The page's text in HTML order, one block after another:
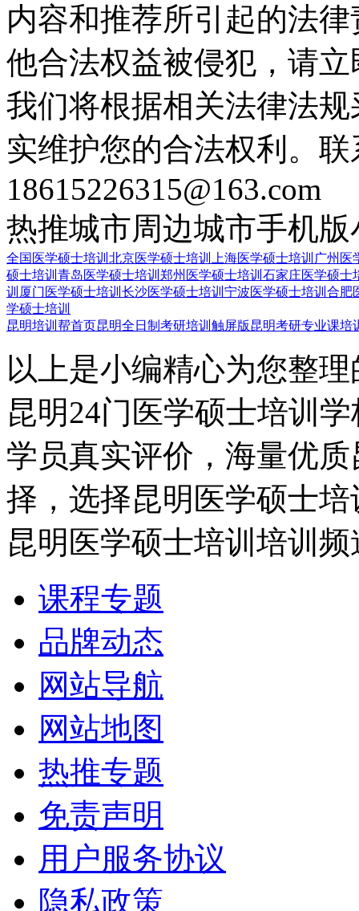
内容和推荐所引起的法
他合法权益被侵犯，请
我们将根据相关法律法
实维护您的合法权利。
18615226315@163.com
热推城市周边城市手机版
全国医学硕士培训 北京医学硕士培训 上海医学硕士培训 广州医
硕士培训 青岛医学硕士培训 郑州医学硕士培训 石家庄医学硕士
训 厦门医学硕士培训 长沙医学硕士培训 宁波医学硕士培训 合肥
学硕士培训
昆明培训帮首页昆明全日制考研培训触屏版昆明考研专业课培
以上是小编精心为您整
昆明24门医学硕士培训
学员真实评价，海量优
择，选择昆明医学硕士
昆明医学硕士培训培训频
课程专题
品牌动态
网站导航
网站地图
热推专题
免责声明
用户服务协议
隐私政策